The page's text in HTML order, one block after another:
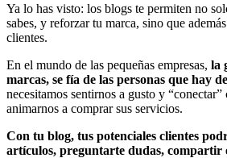
Ya lo has visto: los blogs te permiten no
sabes, y reforzar tu marca, sino que
clientes.
En el mundo de las pequeñas empresas, la
marcas, se fía de las personas que hay
necesitamos sentirnos a gusto y “conectar”
animarnos a comprar sus servicios.
Con tu blog, tus potenciales clientes
artículos, preguntarte dudas, compartir